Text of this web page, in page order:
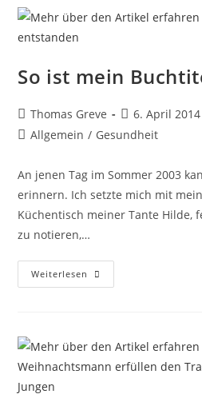
Heilung
So ist mein
Beitrags-
Autor:
Thomas Greve
Beitrag
veröffentlicht:
6. April 2014
Beitrags-
Allgemein / Gesundheit
An jenen Tag im Sommer 2003
erinnern. Ich setzte mich mit
Küchentisch meiner Tante Hilde,
zu notieren,…
Weiterlesen So
Ist